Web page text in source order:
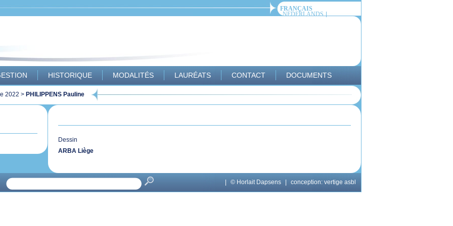
FRANÇAIS
NEDERLANDS
HISTORIQUE MODALITÉS LAURÉATS CONTACT DOCUMENTS
2022 > PHILIPPENS Pauline
Dessin
ARBA Liège
© Horlait Dapsens conception: vertige asbl